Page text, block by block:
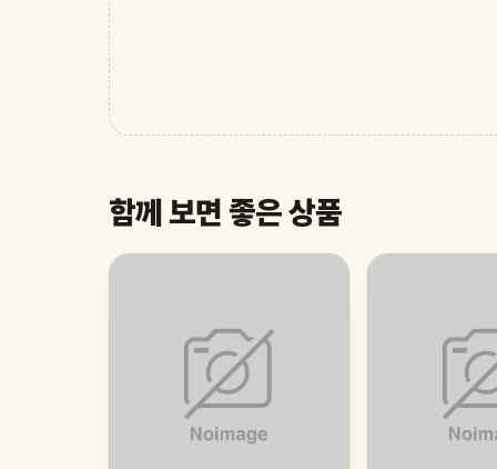
함께 보면 좋은 상품